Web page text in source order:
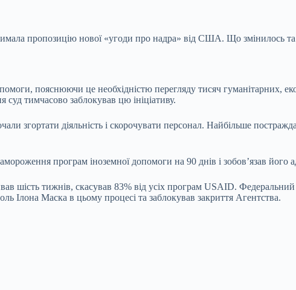
пропозицію нової «угоди про надра» від США. Що змінилось
пояснюючи це необхідністю перегляду тисяч гуманітарних,
тимчасово заблокував цю ініціативу.
згортати діяльність і скорочувати персонал. Найбільше
програм іноземної допомоги на 90 днів і зобов’язав його
шість тижнів, скасував 83% від усіх програм USAID.
Маска в цьому процесі та заблокував закриття Агентства.